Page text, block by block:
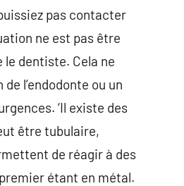
pas contacter
ne est pas être
dentiste. Cela ne
l’endodonte ou un
‘Il existe des
être tubulaire,
de réagir à des
étant en métal.